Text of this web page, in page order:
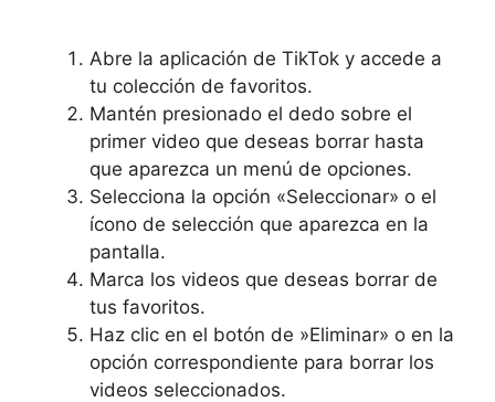
Abre la aplicación de⁣ TikTok y accede a⁢
tu colección de favoritos.
Mantén⁤ presionado el dedo sobre el
primer video que deseas borrar hasta
que aparezca un menú de‍ opciones.
Selecciona la opción «Seleccionar» o el
ícono de​ selección ​que aparezca en la
pantalla.
Marca los videos ⁣que deseas borrar de
tus favoritos.
Haz ⁢clic en el botón de ‌»Eliminar» o en la
opción correspondiente ‍para borrar los
videos seleccionados.